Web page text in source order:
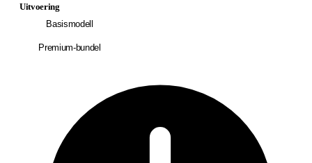
Uitvoering
Basismodell
Premium-bundel